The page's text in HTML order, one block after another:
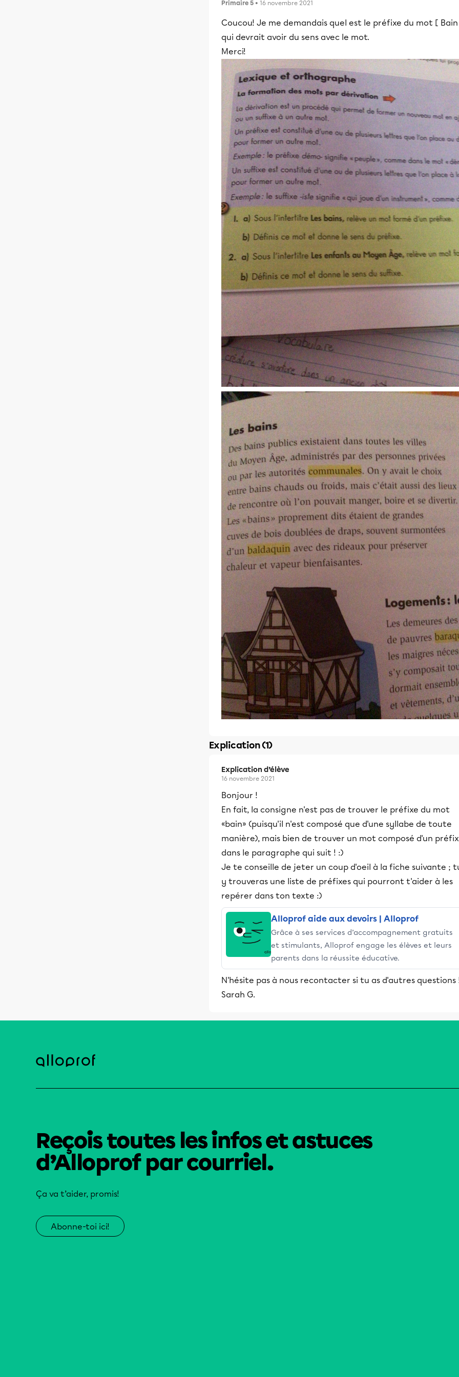
Primaire 5 • 16 novembre 2021
Coucou! Je me demandais quel est le préfixe du mot [
qui devrait avoir du sens avec le mot.
Merci!
Explication (1)
Explication d’élève
16 novembre 2021
Bonjour !
En fait, la consigne n'est pas de trouver le préfixe du mot
«bain» (puisqu'il n'est composé que d'une syllabe de toute
manière), mais bien de trouver un mot composé d'un
dans le paragraphe qui suit ! :)
Je te conseille de jeter un coup d'oeil à la fiche suivante ;
y trouveras une liste de préfixes qui pourront t'aider à les
repérer dans ton texte :)
Alloprof aide aux devoirs | Alloprof
Grâce à ses services d’accompagnement gratuits
et stimulants, Alloprof engage les élèves et leurs
parents dans la réussite éducative.
N'hésite pas à nous recontacter si tu as d'autres questions
Sarah G.
Reçois toutes les infos et astuces
d’Alloprof par courriel.
Ça va t’aider, promis!
Abonne-toi ici!